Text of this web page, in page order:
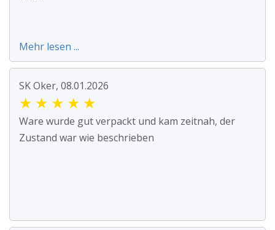
Mehr lesen ...
SK Oker, 08.01.2026
★ ★ ★ ★ ★
Ware wurde gut verpackt und kam zeitnah, der
Zustand war wie beschrieben